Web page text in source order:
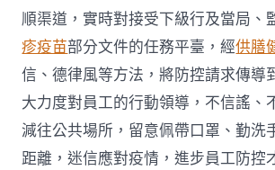
順渠道，實時對接受下級行及當局、
疹疫苗部分文件的任務平臺，經供膳
信、德律風等方法，將防控請求傳導
大力度對員工的行動領導，不信謠、
減往公共場所，留意佩帶口罩、勤洗
距離，迷信應對疫情，進步員工防控